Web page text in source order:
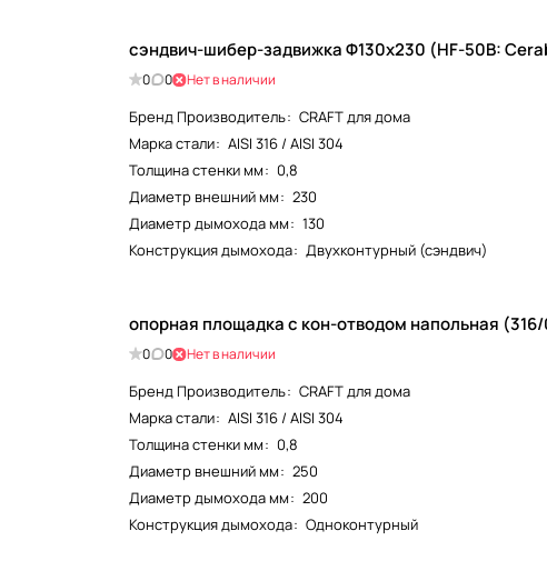
сэндвич-шибер-задвижка Ф130х230 (HF-50B:
0 0 Нет в наличии
Бренд Производитель: CRAFT для дома
Марка стали: AISI 316 / AISI 304
Толщина стенки мм: 0,8
Диаметр внешний мм: 230
Диаметр дымохода мм: 130
Конструкция дымохода: Двухконтурный (сэндвич)
опорная площадка с кон-отводом напольная
0 0 Нет в наличии
Бренд Производитель: CRAFT для дома
Марка стали: AISI 316 / AISI 304
Толщина стенки мм: 0,8
Диаметр внешний мм: 250
Диаметр дымохода мм: 200
Конструкция дымохода: Одноконтурный